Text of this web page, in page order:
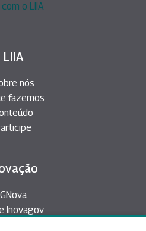
com o LIIA
LIIA
nós
fazemos
GNova
Inovagov